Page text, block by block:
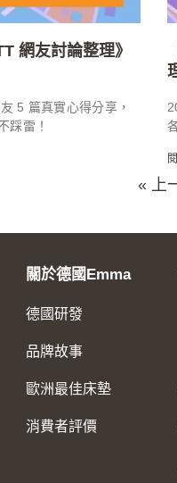
網友討論整理》
5 篇真實心得分享，
踩雷！
« 上
關於德國Emma
德國研發
品牌故事
歐洲最佳床墊
消費者評價